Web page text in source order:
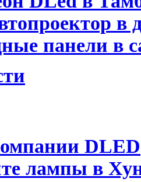
в
панели в
DLED
лампы в